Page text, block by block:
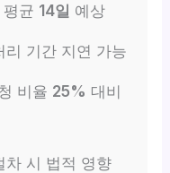
균 14일 예상
리 기간 지연 가능
비율 25% 대비
차 시 법적 영향